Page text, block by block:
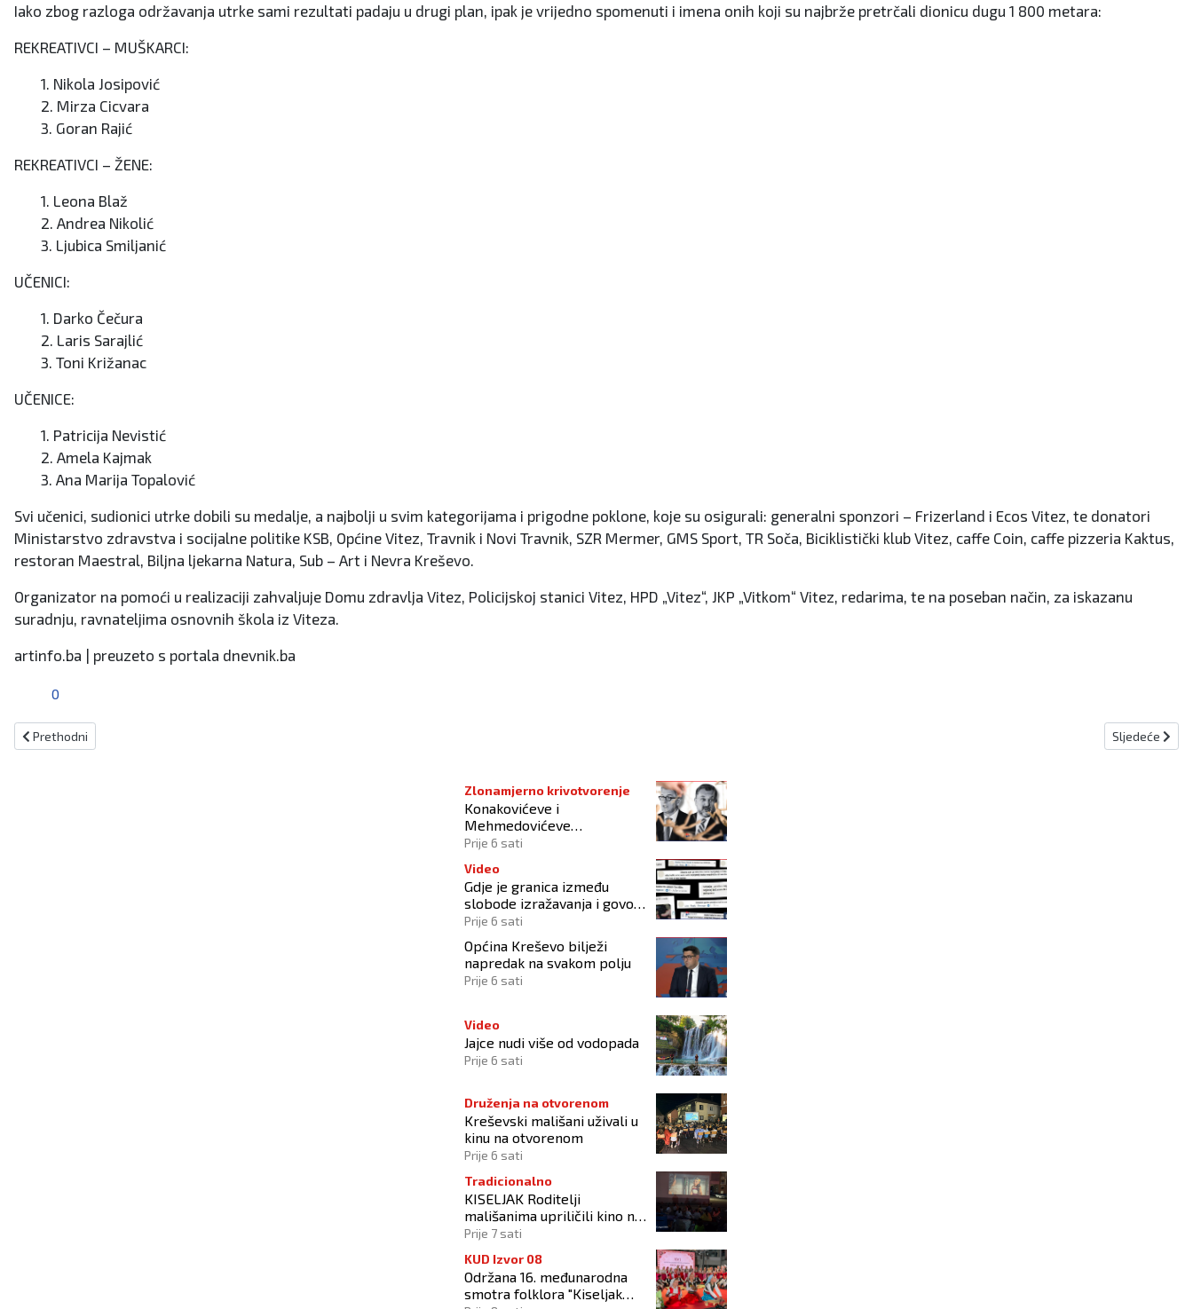
Iako zbog razloga održavanja utrke sami rezultati padaju u drugi plan, ipak je vrijedno spomenuti i imena onih koji su najbrže pretrčali dionicu dugu 1 800 metara:
REKREATIVCI – MUŠKARCI:
1. Nikola Josipović
2. Mirza Cicvara
3. Goran Rajić
REKREATIVCI – ŽENE:
1. Leona Blaž
2. Andrea Nikolić
3. Ljubica Smiljanić
UČENICI:
1. Darko Čečura
2. Laris Sarajlić
3. Toni Križanac
UČENICE:
1. Patricija Nevistić
2. Amela Kajmak
3. Ana Marija Topalović
Svi učenici, sudionici utrke dobili su medalje, a najbolji u svim kategorijama i prigodne poklone, koje su osigurali: generalni sponzori – Frizerland i Ecos Vitez, te donatori
Ministarstvo zdravstva i socijalne politike KSB, Općine Vitez, Travnik i Novi Travnik, SZR Mermer, GMS Sport, TR Soča, Biciklistički klub Vitez, caffe Coin, caffe pizzeria Kaktus,
restoran Maestral, Biljna ljekarna Natura, Sub – Art i Nevra Kreševo.
Organizator na pomoći u realizaciji zahvaljuje Domu zdravlja Vitez, Policijskoj stanici Vitez, HPD „Vitez“, JKP „Vitkom“ Vitez, redarima, te na poseban način, za iskazanu
suradnju, ravnateljima osnovnih škola iz Viteza.
artinfo.ba | preuzeto s portala dnevnik.ba
0
Prethodni članak: Una Ban i Stefan Barešić osvojili srebro na atletskom prvenstvu!
Prethodni Sljedeći
Sljedeće
Zlonamjerno krivotvorenje
Konakovićeve i
Mehmedovićeve
manipulacije ne osporavaju
Prije 6 sati
Video
Gdje je granica između
slobode izražavanja i govora
mržnje?
Prije 6 sati
Općina Kreševo bilježi
napredak na svakom polju
Prije 6 sati
Video
Jajce nudi više od vodopada
Prije 6 sati
Druženja na otvorenom
Kreševski mališani uživali u
kinu na otvorenom
Prije 6 sati
Tradicionalno
KISELJAK Roditelji
mališanima upriličili kino na
otvorenom
Prije 7 sati
KUD Izvor 08
Održana 16. međunarodna
smotra folklora "Kiseljak